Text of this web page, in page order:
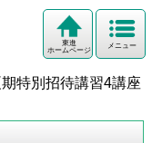
メニュー
東進
ホームページ
期特別招待講習4講座